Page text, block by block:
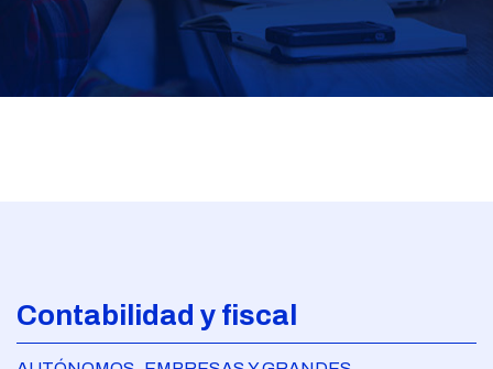
Contabilidad y fiscal